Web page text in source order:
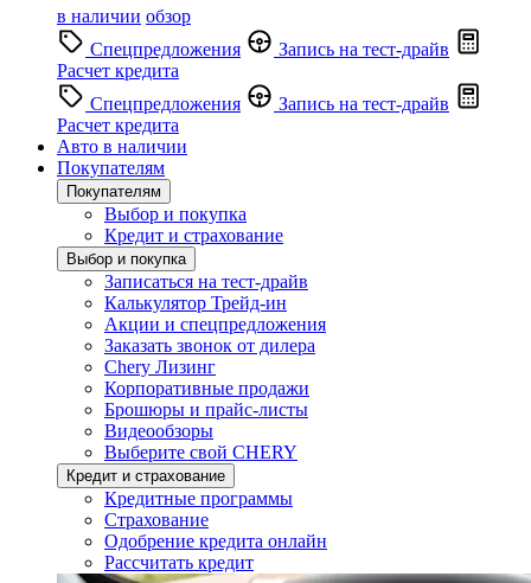
в наличии обзор
Спецпредложения
Запись на тест-драйв
Расчет кредита
Спецпредложения
Запись на тест-драйв
Расчет кредита
Авто в наличии
Покупателям
Покупателям
Выбор и покупка
Кредит и страхование
Выбор и покупка
Записаться на тест-драйв
Калькулятор Трейд-ин
Акции и спецпредложения
Заказать звонок от дилера
Chery Лизинг
Корпоративные продажи
Брошюры и прайс-листы
Видеообзоры
Выберите свой CHERY
Кредит и страхование
Кредитные программы
Страхование
Одобрение кредита онлайн
Рассчитать кредит